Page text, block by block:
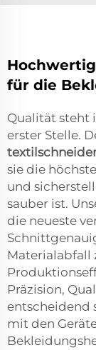
für die
Qualität steht
erster Stelle.
sie die
und
sauber ist.
die neueste
Materialabfall
Präzision,
entscheidend
mit den